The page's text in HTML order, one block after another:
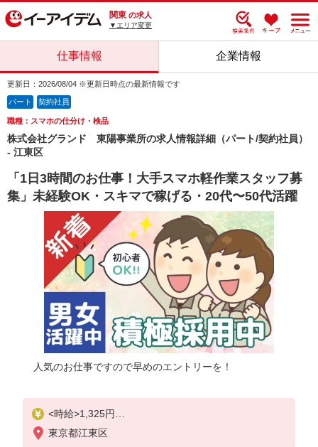
関東 の求人
▼エリア変更
仕事情報 企業情報
更新日：2026/08/04 ※更新日時点の最新情報です
パート 契約社員
職種：スマホの仕分け・検品
株式会社グランド 東陽事業所の求人情報詳細（パート/契約社員）
- 江東区
「1日3時間のお仕事！大手スマホ軽作業スタッフ募
集」未経験OK・スキマで稼げる・20代〜50代活躍
人気のお仕事ですので早めのエントリーを！
<時給>1,325円
月収例：87,500円
東京都江東区